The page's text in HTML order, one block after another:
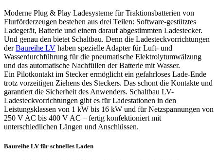
Moderne Plug & Play Ladesysteme für Traktionsbatterien von
Flurförderzeugen bestehen aus drei Teilen: Software-gestütztes
Ladegerät, Batterie und einem darauf abgestimmten Ladestecker.
Und genau den bietet Schaltbau. Denn die Ladesteckvorrichtungen
derBaureihe LV haben spezielle Adapter für Luft- und
Wasserdurchführung für die pneumatische Elektrolytumwälzung
und das automatische Nachfüllen der Batterie mit Wasser.
Ein Pilotkontakt im Stecker ermöglicht ein gefahrloses Lade-Ende
trotz vorzeitigen Ziehens des Steckers. Das schont die Kontakte und
garantiert die Sicherheit des Anwenders. Schaltbau LV-
Ladesteckvorrichtungen gibt es für Ladestationen in den
Leistungsklassen von 1 kW bis 16 kW und für Netzspannungen von
250 V AC bis 400 V AC – fertig konfektioniert mit
unterschiedlichen Längen und Anschlüssen.
Baureihe LV für schnelles Laden